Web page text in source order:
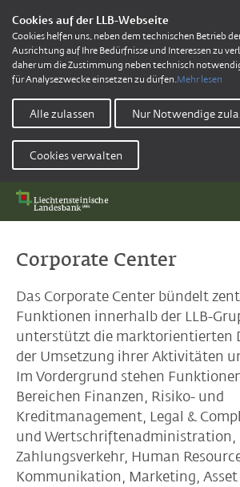
Cookies auf der LLB-Webseite
Cookies helfen uns, neben dem technischen Betrieb
Ausrichtung auf Ihre Bedürfnisse und Interessen zu
daher um die Zustimmung neben technisch
für Analysezwecke einsetzen zu dürfen.Mehr lesen
Alle zulassen Nur Notwendige
Cookies verwalten
Corporate Center
Das Corporate Center bündelt
Funktionen innerhalb der LLB-
unterstützt die marktorientierten
der Umsetzung ihrer Aktivitäten
Im Vordergrund stehen
Bereichen Finanzen, Risiko- und
Kreditmanagement, Legal &
und Wertschriftenadministration,
Zahlungsverkehr, Human
Kommunikation, Marketing,